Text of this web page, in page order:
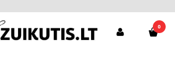
0
Tapukai Tapukai K1596470A